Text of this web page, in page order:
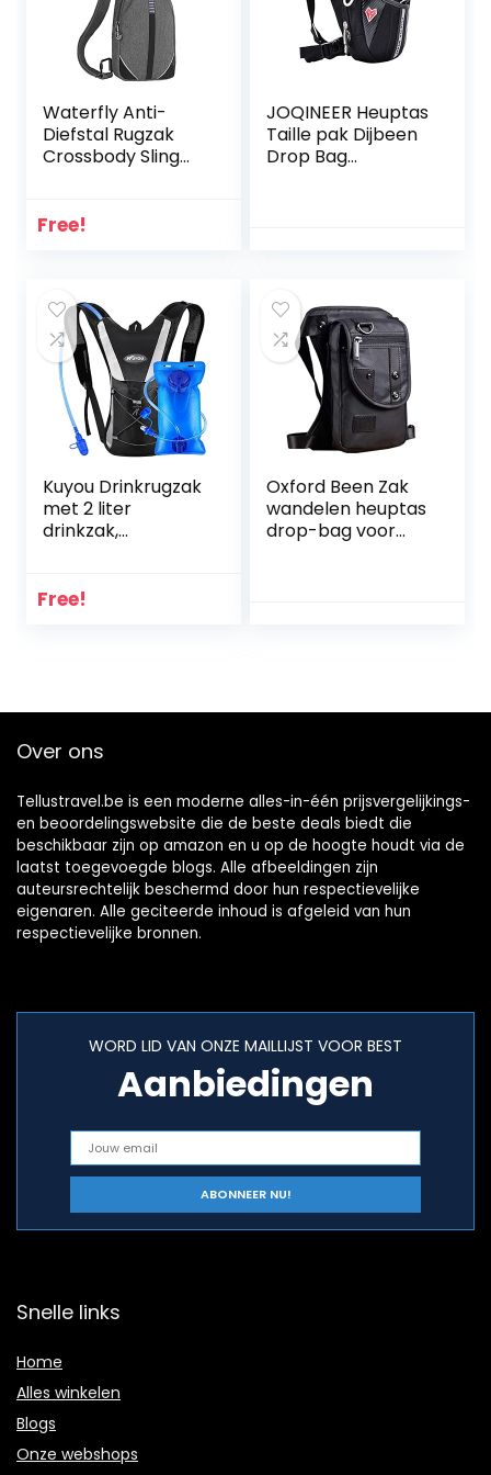
Reizen, Kleur: wit,
Waterfly Anti-
Diefstal Rugzak
Crossbody Sling
Daypack voor
Free!
JOQINEER Heuptas
Taille pak Dijbeen
Drop Bag
Schoudertas door
D & B Sport
Kuyou Drinkrugzak
met 2 liter
drinkzak,
voor kamperen,
Free!
Oxford Been Zak
wandelen heuptas
drop-bag voor
Over ons
Tellustravel.be is een moderne alles-in-één prijsvergelijkings-
en beoordelingswebsite die de beste deals biedt die
beschikbaar zijn op amazon en u op de hoogte houdt via de
laatst toegevoegde blogs. Alle afbeeldingen zijn
auteursrechtelijk beschermd door hun respectievelijke
eigenaren. Alle geciteerde inhoud is afgeleid van hun
respectievelijke bronnen.
WORD LID VAN ONZE MAILLIJST VOOR BEST
Aanbiedingen
Snelle links
Home
Alles winkelen
Blogs
Onze webshops